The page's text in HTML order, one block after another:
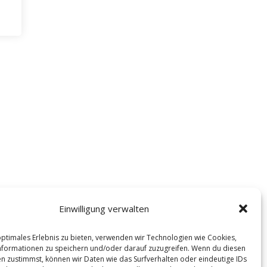
Einwilligung verwalten
Erlebnis zu bieten, verwenden wir Technologien wie Cookies,
zu speichern und/oder darauf zuzugreifen. Wenn du diesen
zustimmst, können wir Daten wie das Surfverhalten oder eindeutige IDs